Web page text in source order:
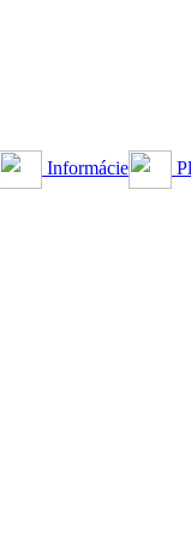
Informácie